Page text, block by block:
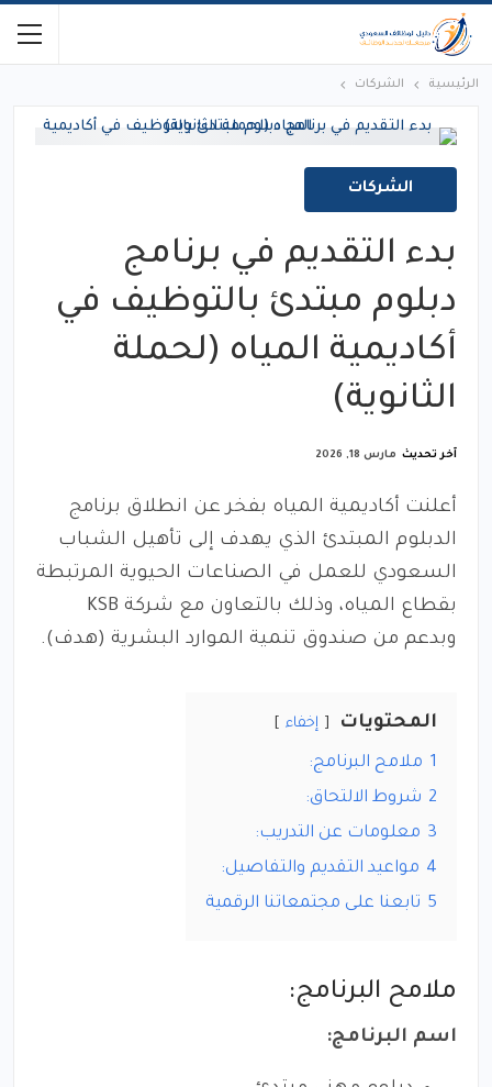
الرئيسية الشركات
الشركات
بدء التقديم في برنامج
دبلوم مبتدئ بالتوظيف في
أكاديمية المياه (لحملة
الثانوية)
آخر تحديث مارس 18, 2026
أعلنت أكاديمية المياه بفخر عن انطلاق برنامج
الدبلوم المبتدئ الذي يهدف إلى تأهيل الشباب
السعودي للعمل في الصناعات الحيوية المرتبطة
بقطاع المياه، وذلك بالتعاون مع شركة KSB
وبدعم من صندوق تنمية الموارد البشرية (هدف).
المحتويات إخفاء
1 ملامح البرنامج:
2 شروط الالتحاق:
3 معلومات عن التدريب:
4 مواعيد التقديم والتفاصيل:
5 تابعنا على مجتمعاتنا الرقمية
ملامح البرنامج:
اسم البرنامج: